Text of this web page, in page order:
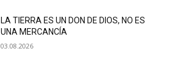
LA TIERRA ES UN DON DE DIOS, NO ES
UNA MERCANCÍA
03.08.2026